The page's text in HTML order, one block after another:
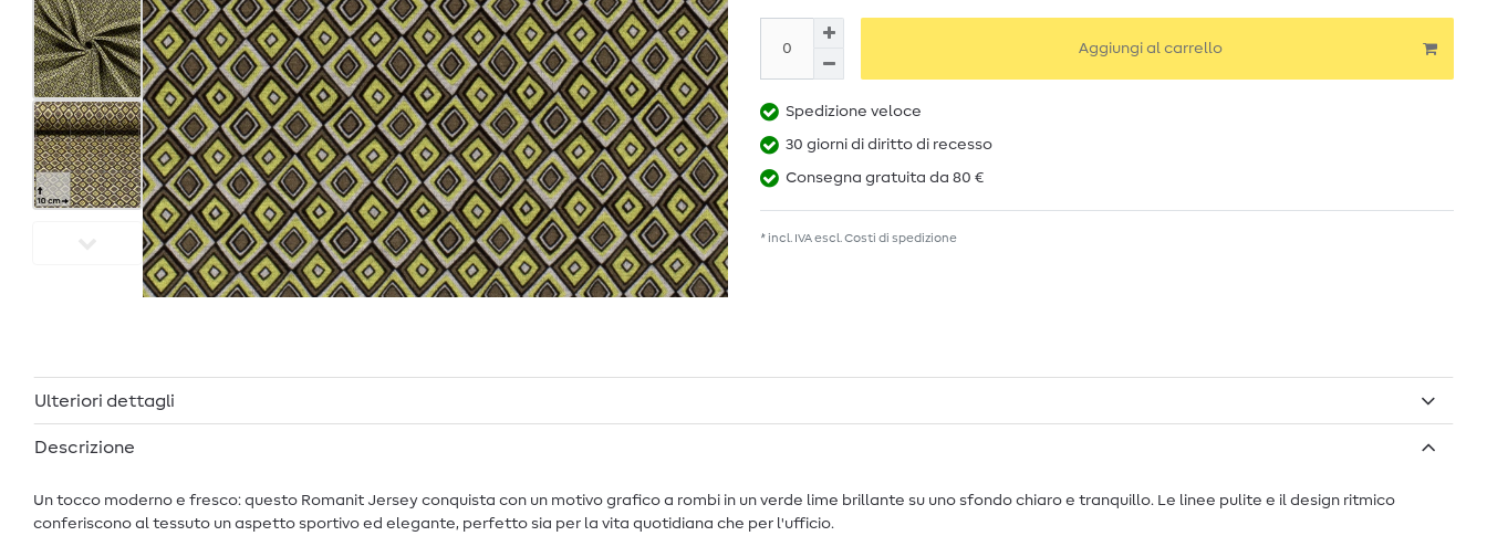
Aggiungi al carrello
Spedizione veloce
30 giorni di diritto di recesso
Consegna gratuita da 80 €
* incl. IVA escl.Costi di spedizione
Ulteriori dettagli
Descrizione
Un tocco moderno e fresco: questo Romanit Jersey conquista con un motivo grafico a rombi in un verde lime brillante su uno sfondo chiaro e tranquillo. Le linee pulite e il design ritmico
conferiscono al tessuto un aspetto sportivo ed elegante, perfetto sia per la vita quotidiana che per l'ufficio.